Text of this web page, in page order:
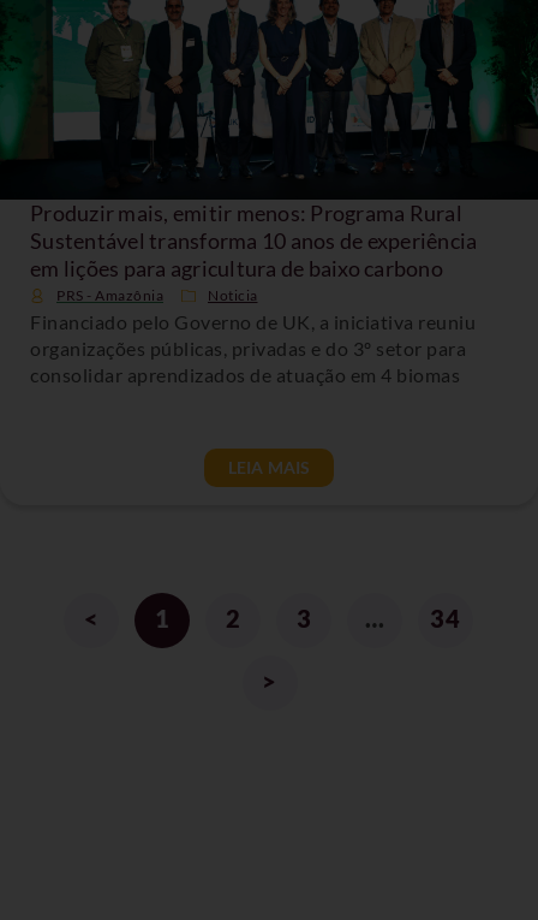
Produzir mais, emitir menos: Programa Rural
Sustentável transforma 10 anos de experiência
em lições para agricultura de baixo carbono
PRS - Amazônia Noticia
Financiado pelo Governo de UK, a iniciativa reuniu
organizações públicas, privadas e do 3º setor para
consolidar aprendizados de atuação em 4 biomas
LEIA MAIS
< 1 2 3 … 34
>